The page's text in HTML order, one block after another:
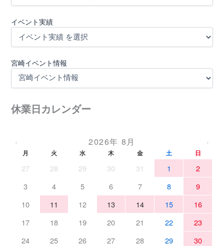
イベント実績
宮崎イベント情報
休業日カレンダー
‹ 2026年 8月 ›
月 火 水 木 金 土 日
27 28 29 30 31 1
2
3
4 5 6 7 8
9
10
11 12 13 14 15
16
17
18 19 20 21 22
23
24
25 26 27 28 29
30